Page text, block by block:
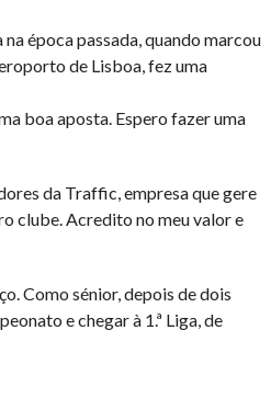
época passada, quando marcou
de Lisboa, fez uma
boa aposta. Espero fazer uma
da Traffic, empresa que gere
clube. Acredito no meu valor e
Como sénior, depois de dois
e chegar à 1.ª Liga, de